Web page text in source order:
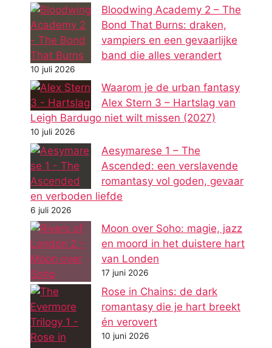
Bloodwing Academy 2 – The
Bond That Burns: draken,
vampiers en een gevaarlijke
band die alles verandert
10 juli 2026
Waarom je de urban fantasy
Alex Stern 3 – Hartslag van
Leigh Bardugo niet wilt missen (2027)
10 juli 2026
Aesymarese 1 – The
Ascended: een verslavende
romantasy vol goden, gevaar
en verboden liefde
6 juli 2026
Moon over Soho: magie, jazz
en moord in het duistere hart
van Londen
17 juni 2026
Rose in Chains: de dark
romantasy die je hart breekt
én verovert
10 juni 2026